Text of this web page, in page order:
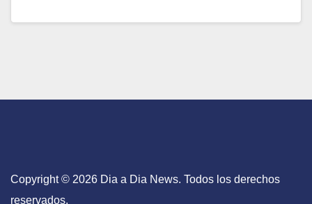
Copyright © 2026 Dia a Dia News. Todos los derechos
reservados.